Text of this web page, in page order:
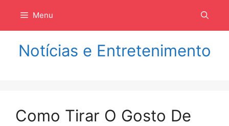
isi
Menu
Notícias e Entretenimento
Como Tirar O Gosto De